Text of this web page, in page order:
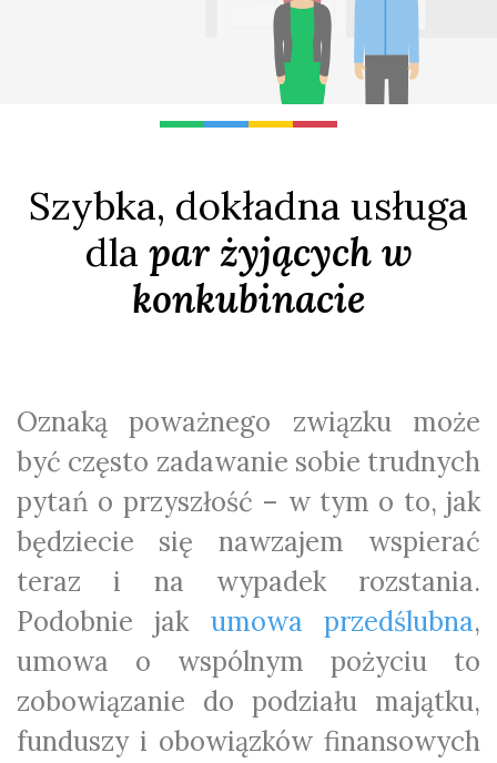
Szybka, dokładna usługa
dla par żyjących w
konkubinacie
Oznaką poważnego związku może
być często zadawanie sobie trudnych
pytań o przyszłość – w tym o to, jak
będziecie się nawzajem wspierać
teraz i na wypadek rozstania.
Podobnie jak umowa przedślubna,
umowa o wspólnym pożyciu to
zobowiązanie do podziału majątku,
funduszy i obowiązków finansowych